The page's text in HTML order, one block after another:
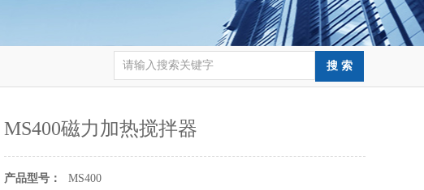
MS400磁力加热搅拌器
产品型号：
MS400